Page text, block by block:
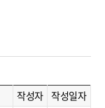
작성자 작성일자